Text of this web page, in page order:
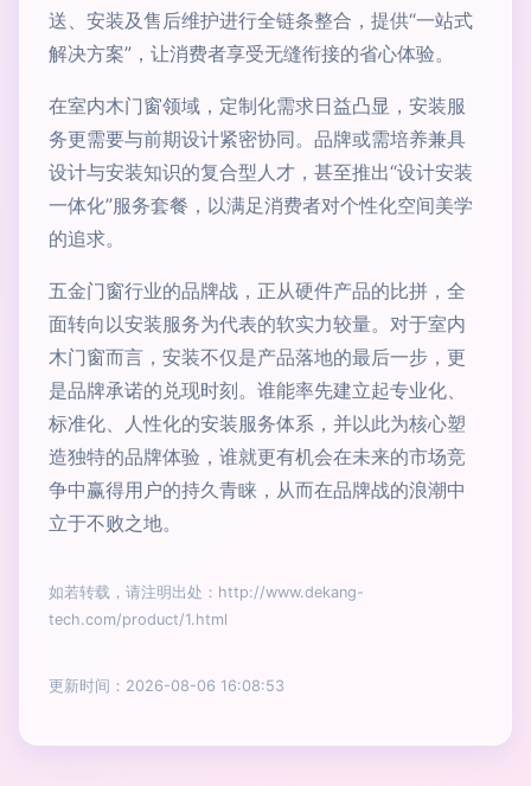
送、安装及售后维护进行全链条整合，提供“一站式
解决方案”，让消费者享受无缝衔接的省心体验。
在室内木门窗领域，定制化需求日益凸显，安装服
务更需要与前期设计紧密协同。品牌或需培养兼具
设计与安装知识的复合型人才，甚至推出“设计安装
一体化”服务套餐，以满足消费者对个性化空间美学
的追求。
五金门窗行业的品牌战，正从硬件产品的比拼，全
面转向以安装服务为代表的软实力较量。对于室内
木门窗而言，安装不仅是产品落地的最后一步，更
是品牌承诺的兑现时刻。谁能率先建立起专业化、
标准化、人性化的安装服务体系，并以此为核心塑
造独特的品牌体验，谁就更有机会在未来的市场竞
争中赢得用户的持久青睐，从而在品牌战的浪潮中
立于不败之地。
如若转载，请注明出处：http://www.dekang-
tech.com/product/1.html
更新时间：2026-08-06 16:08:53